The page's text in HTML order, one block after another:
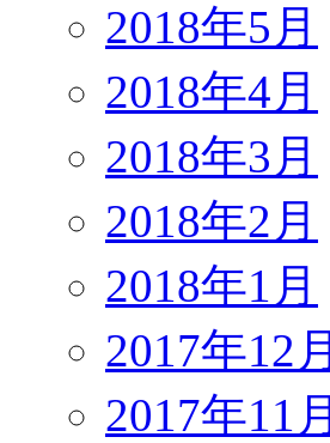
2018年5月
2018年4月
2018年3月
2018年2月
2018年1月
2017年12月
2017年11月